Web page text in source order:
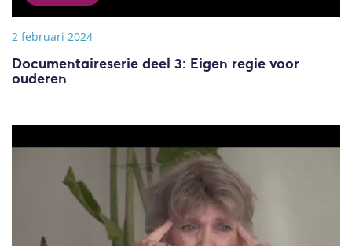
2 februari 2024
Documentaireserie deel 3: Eigen regie voor
ouderen